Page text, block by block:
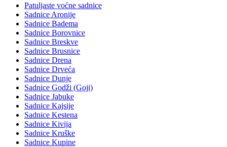
Patuljaste voćne sadnice
Sadnice Aronije
Sadnice Badema
Sadnice Borovnice
Sadnice Breskve
Sadnice Brusnice
Sadnice Drena
Sadnice Drveća
Sadnice Dunje
Sadnice Godži (Goji)
Sadnice Jabuke
Sadnice Kajsije
Sadnice Kestena
Sadnice Kivija
Sadnice Kruške
Sadnice Kupine